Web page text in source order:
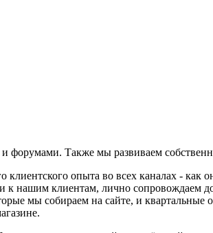
Также мы развиваем
клиентского опыта во всех каналах -
к нашим клиентам, лично сопровождаем
мы собираем на сайте, и